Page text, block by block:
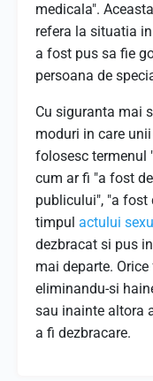
medicala".
refera la situatia
a fost pus sa fie
persoana de
Cu siguranta mai
moduri in care
folosesc termenul
cum ar fi "a fost
publicului", "a fost
timpul actului
dezbracat si pus
mai departe.
eliminandu-si
sau inainte altora
a fi dezbracare.